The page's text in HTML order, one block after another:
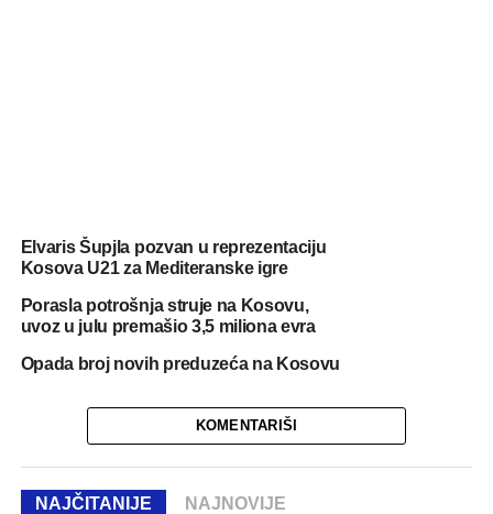
Elvaris Šupjla pozvan u reprezentaciju
Kosova U21 za Mediteranske igre
Porasla potrošnja struje na Kosovu,
uvoz u julu premašio 3,5 miliona evra
Opada broj novih preduzeća na Kosovu
KOMENTARIŠI
NAJČITANIJE NAJNOVIJE